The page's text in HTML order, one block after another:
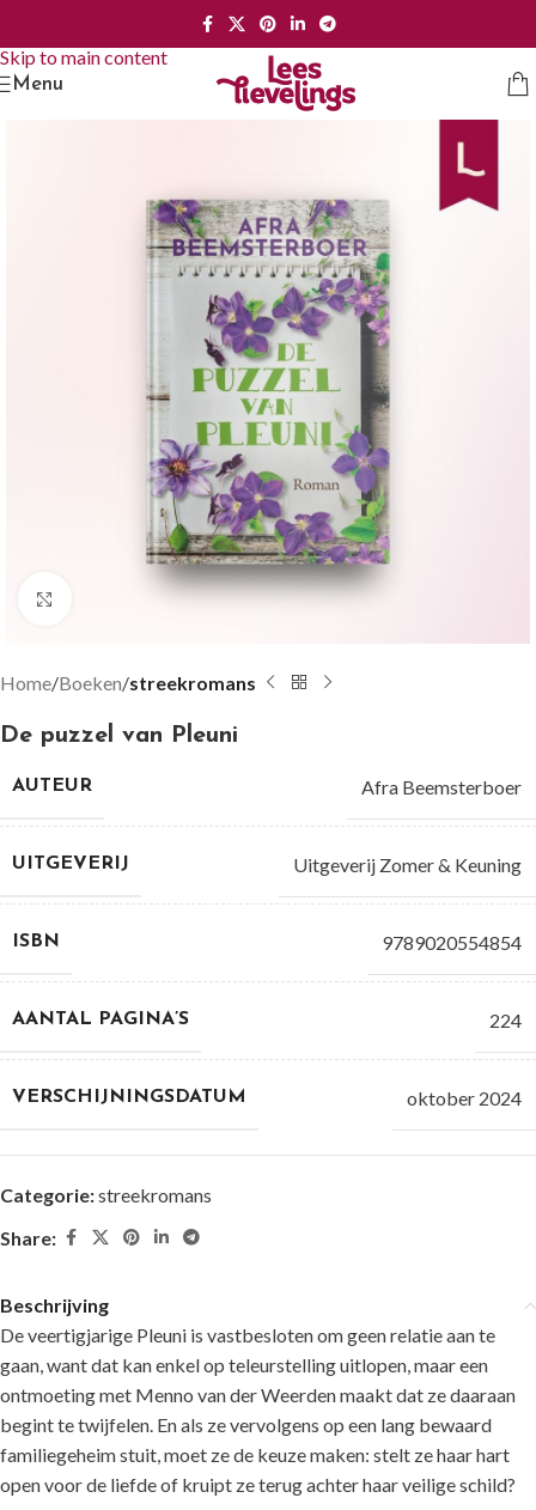
Skip to main content
Menu
Groter bekijken
Home Boeken streekromans
De puzzel van Pleuni
AUTEUR Afra Beemsterboer
UITGEVERIJ Uitgeverij Zomer & Keuning
ISBN 9789020554854
AANTAL PAGINA’S 224
VERSCHIJNINGSDATUM oktober 2024
Categorie:streekromans
Share:
Beschrijving
De veertigjarige Pleuni is vastbesloten om geen relatie aan te
gaan, want dat kan enkel op teleurstelling uitlopen, maar een
ontmoeting met Menno van der Weerden maakt dat ze daaraan
begint te twijfelen. En als ze vervolgens op een lang bewaard
familiegeheim stuit, moet ze de keuze maken: stelt ze haar hart
open voor de liefde of kruipt ze terug achter haar veilige schild?